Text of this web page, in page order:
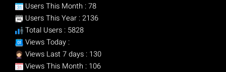
Users This Month : 78
Users This Year : 2136
Total Users : 5828
Views Today :
Views Last 7 days : 130
Views This Month : 106